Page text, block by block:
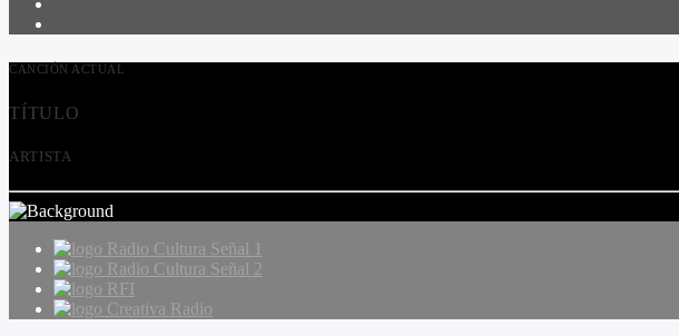
CANCIÓN ACTUAL
TÍTULO
ARTISTA
Radio Cultura Señal 1
Radio Cultura Señal 2
RFI
Creativa Radio